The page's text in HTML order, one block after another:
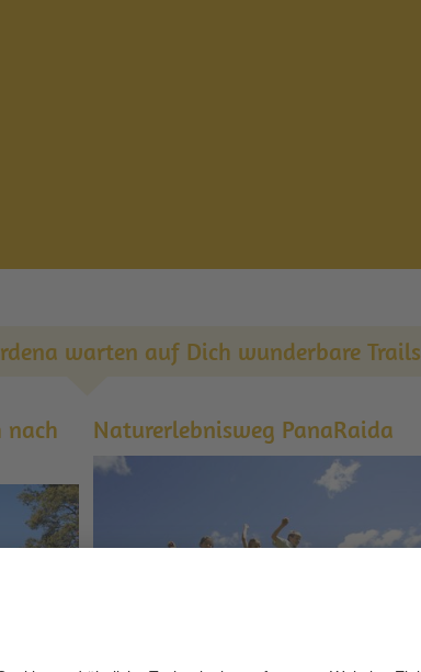
warten auf Dich wunderbare Trails
nach
Naturerlebnisweg PanaRaida